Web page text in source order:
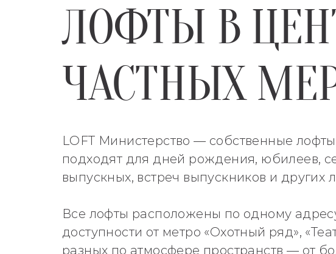
ЛОФТЫ В
ЧАСТНЫХ
LOFT Министерство — собственные
подходят для дней рождения, юбилеев,
выпускных, встреч выпускников и других
Все лофты расположены по одному
доступности от метро «Охотный ряд»,
разных по атмосфере пространств — от